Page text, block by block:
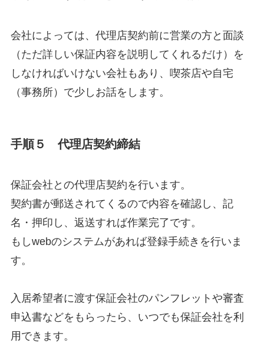
会社によっては、代理店契約前に営業の方と面談
（ただ詳しい保証内容を説明してくれるだけ）を
しなければいけない会社もあり、喫茶店や自宅
（事務所）で少しお話をします。
手順５ 代理店契約締結
保証会社との代理店契約を行います。
契約書が郵送されてくるので内容を確認し、記
名・押印し、返送すれば作業完了です。
もしwebのシステムがあれば登録手続きを行いま
す。
入居希望者に渡す保証会社のパンフレットや審査
申込書などをもらったら、いつでも保証会社を利
用できます。